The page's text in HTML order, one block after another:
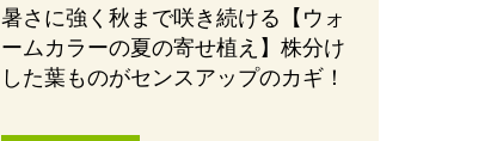
暑さに強く秋まで咲き続ける【ウォ
ームカラーの夏の寄せ植え】株分け
した葉ものがセンスアップのカギ！